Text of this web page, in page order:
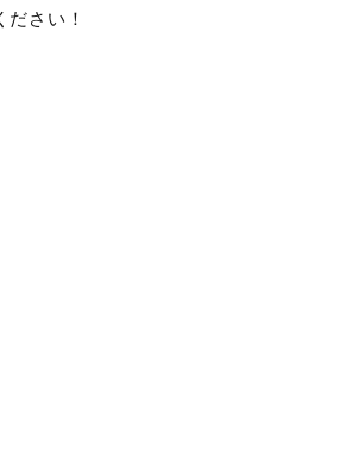
さい！